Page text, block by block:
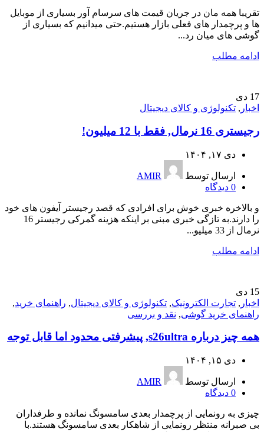
تقریبا همه مان در جریان قیمت های سرسام آور بسیاری از موبایل
ها و پرچمدار های فعلی بازار هستیم.حتی میدانیم که بسیاری از
گوشی های میان رد...
ادامه مطلب
17 دی
اخبار , تکنولوژی و کالای دیجیتال
رجیستری 16 نرمال, فقط با 12 میلیون!
دی ۱۷, ۱۴۰۴
ارسال توسط
AMIR
0 دیدگاه
و بالاخره خبری خوش برای افرادی که قصد رجیستر آیفون های خود
را دارند.به تازگی خبری مبنی بر اینکه هزینه گمرکی رجیستر 16
نرمال از 33 میلیو...
ادامه مطلب
15 دی
اخبار , تجارت الکترونیک, تکنولوژی و کالای دیجیتال, راهنمای خرید,
راهنمای خرید گوشی, نقد و بررسی
همه چیز درباره s26ultra, پیشرفتی محدود اما قابل توجه
دی ۱۵, ۱۴۰۴
ارسال توسط
AMIR
0 دیدگاه
چیزی به رونمایی از پرچمدار بعدی سامسونگ نمانده و طرفداران
بی صبرانه منتظر رونمایی از شاهکار بعدی سامسونگ هستند.با